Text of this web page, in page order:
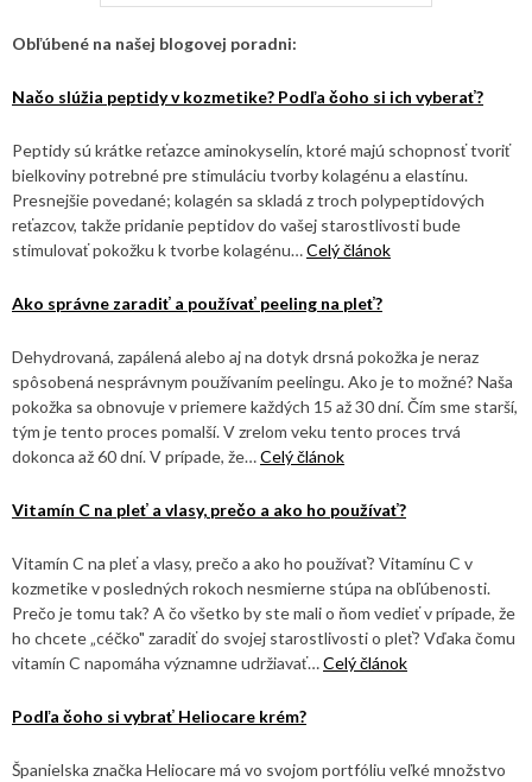
Obľúbené na našej blogovej poradni:
Načo slúžia peptidy v kozmetike? Podľa čoho si ich vyberať?
Peptidy sú krátke reťazce aminokyselín, ktoré majú schopnosť tvoriť
bielkoviny potrebné pre stimuláciu tvorby kolagénu a elastínu.
Presnejšie povedané; kolagén sa skladá z troch polypeptidových
reťazcov, takže pridanie peptidov do vašej starostlivosti bude
stimulovať pokožku k tvorbe kolagénu…Celý článok
Ako správne zaradiť a používať peeling na pleť?
Dehydrovaná, zapálená alebo aj na dotyk drsná pokožka je neraz
spôsobená nesprávnym používaním peelingu. Ako je to možné? Naša
pokožka sa obnovuje v priemere každých 15 až 30 dní. Čím sme starší,
tým je tento proces pomalší. V zrelom veku tento proces trvá
dokonca až 60 dní. V prípade, že…Celý článok
Vitamín C na pleť a vlasy, prečo a ako ho používať?
Vitamín C na pleť a vlasy, prečo a ako ho používať? Vitamínu C v
kozmetike v posledných rokoch nesmierne stúpa na obľúbenosti.
Prečo je tomu tak? A čo všetko by ste mali o ňom vedieť v prípade, že
ho chcete „céčko" zaradiť do svojej starostlivosti o pleť? Vďaka čomu
vitamín C napomáha významne udržiavať…Celý článok
Podľa čoho si vybrať Heliocare krém?
Španielska značka Heliocare má vo svojom portfóliu veľké množstvo